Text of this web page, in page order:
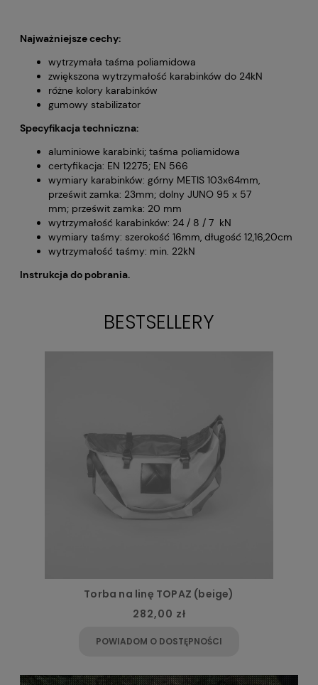
Najważniejsze cechy:
wytrzymała taśma poliamidowa
zwiększona wytrzymałość karabinków do 24kN
różne kolory karabinków
gumowy stabilizator
Specyfikacja techniczna:
aluminiowe karabinki; taśma poliamidowa
certyfikacja: EN 12275; EN 566
wymiary karabinków: górny METIS 103x64mm,
prześwit zamka: 23mm; dolny JUNO 95 x 57
mm; prześwit zamka: 20 mm
wytrzymałość karabinków: 24 / 8 / 7 kN
wymiary taśmy: szerokość 16mm, długość 12,16,20cm
wytrzymałość taśmy: min. 22kN
Instrukcja do pobrania.
BESTSELLERY
Torba na linę TOPAZ (beige)
282,00 zł
POWIADOM O DOSTĘPNOŚCI